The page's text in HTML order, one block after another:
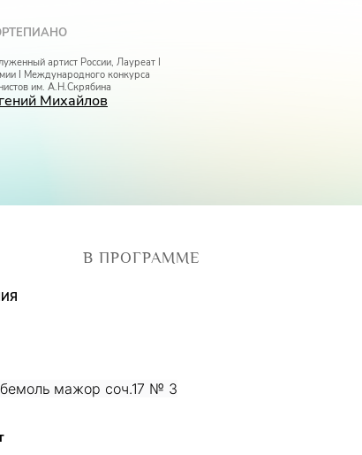
артист России, Лауреат I
I Международного конкурса
им. А.Н.Скрябина
Михайлов
В ПРОГРАММЕ
мажор соч.17 № 3